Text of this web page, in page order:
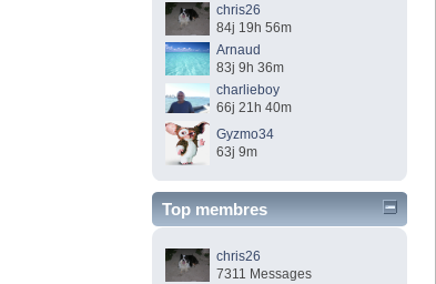
chris26
84j 19h 56m
Arnaud
83j 9h 36m
charlieboy
66j 21h 40m
Gyzmo34
63j 9m
Top membres
chris26
7311 Messages